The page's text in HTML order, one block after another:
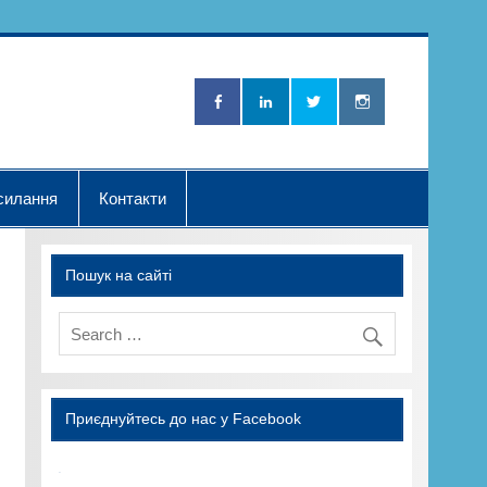
Хвилька"
Контакти
Пошук на сайті
Приєднуйтесь до нас у Facebook